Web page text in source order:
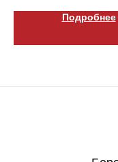
Подробнее